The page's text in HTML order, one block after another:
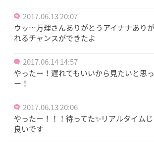
2017.06.13 20:07
ウッ…万理さんありがとうアイナナあり
れるチャンスができたよ
2017.06.14 14:57
やったー！遅れてもいいから見たいと思
ー！
2017.06.13 20:06
やったー！！！待ってた✨リアルタイム
良いです